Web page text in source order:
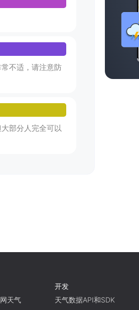
不适，请注意防
部分人完全可以
天气
开发
天气数据API和SDK